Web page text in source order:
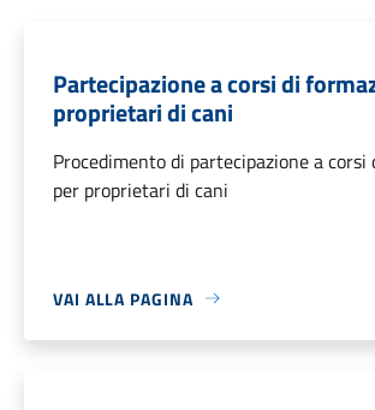
Partecipazione a corsi di
proprietari di cani
Procedimento di partecipazione a
per proprietari di cani
VAI ALLA PAGINA